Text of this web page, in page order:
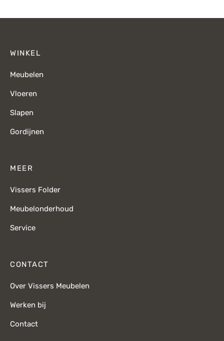
WINKEL
Meubelen
Vloeren
Slapen
Gordijnen
MEER
Vissers Folder
Meubelonderhoud
Service
CONTACT
Over Vissers Meubelen
Werken bij
Contact